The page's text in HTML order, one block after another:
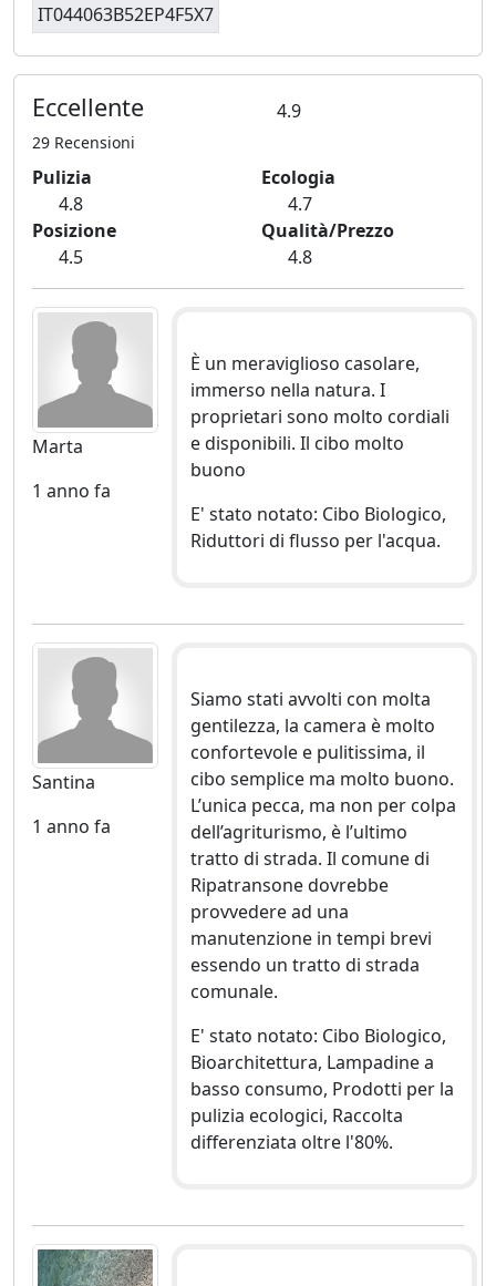
IT044063B52EP4F5X7
Eccellente 4.9
29 Recensioni
Pulizia
4.8
Ecologia
4.7
Posizione
4.5
Qualità/Prezzo
4.8
Marta
1 anno fa
È un meraviglioso casolare,
immerso nella natura. I
proprietari sono molto cordiali
e disponibili. Il cibo molto
buono
E' stato notato: Cibo Biologico,
Riduttori di flusso per l'acqua.
Santina
1 anno fa
Siamo stati avvolti con molta
gentilezza, la camera è molto
confortevole e pulitissima, il
cibo semplice ma molto buono.
L’unica pecca, ma non per colpa
dell’agriturismo, è l’ultimo
tratto di strada. Il comune di
Ripatransone dovrebbe
provvedere ad una
manutenzione in tempi brevi
essendo un tratto di strada
comunale.
E' stato notato: Cibo Biologico,
Bioarchitettura, Lampadine a
basso consumo, Prodotti per la
pulizia ecologici, Raccolta
differenziata oltre l'80%.